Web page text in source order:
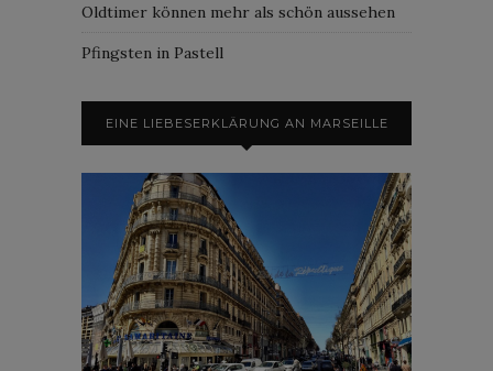
Oldtimer können mehr als schön aussehen
Pfingsten in Pastell
EINE LIEBESERKLÄRUNG AN MARSEILLE